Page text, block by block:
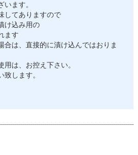
います。
してありますので
け込み用の
ます
合は、直接的に漬け込んではおりま
用は、お控え下さい。
致します。